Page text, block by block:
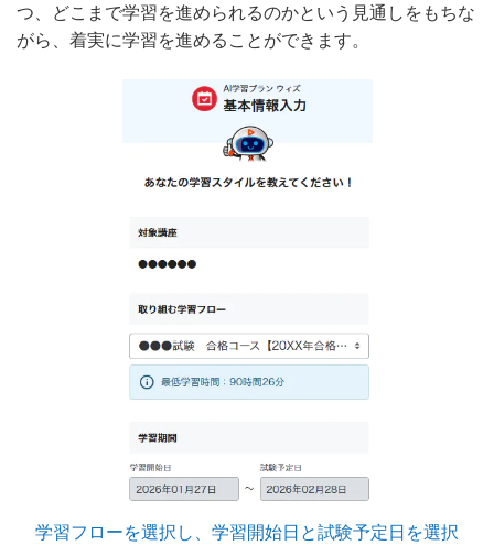
つ、どこまで学習を進められるのかという見通しをもちな
がら、着実に学習を進めることができます。
学習フローを選択し、学習開始日と試験予定日を選択